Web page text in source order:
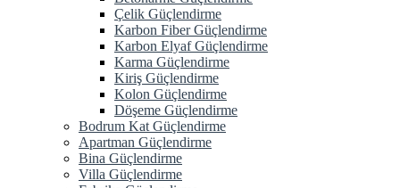
Çelik Güçlendirme
Karbon Fiber Güçlendirme
Karbon Elyaf Güçlendirme
Karma Güçlendirme
Kiriş Güçlendirme
Kolon Güçlendirme
Döşeme Güçlendirme
Bodrum Kat Güçlendirme
Apartman Güçlendirme
Bina Güçlendirme
Villa Güçlendirme